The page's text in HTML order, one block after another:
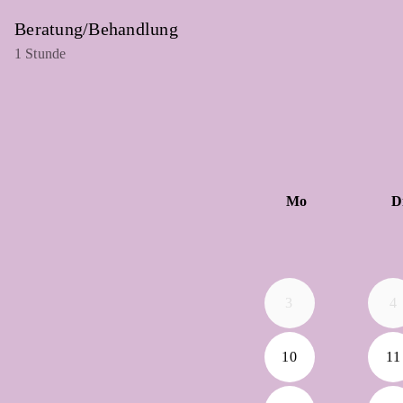
Beratung/Behandlung
1 Stunde
Mo
3 4
10 11